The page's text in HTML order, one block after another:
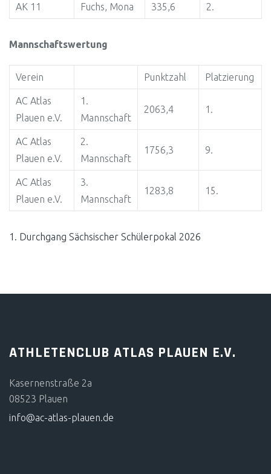
AK 11 Fuchs, Mona 335,6 2.
Mannschaftswertung
Verein Punktzahl Platzierung
AC Atlas
Plauen e.V.
1.
Mannschaft
2063,4 1.
AC Atlas
Plauen e.V.
2.
Mannschaft
1756,3 9.
AC Atlas
Plauen e.V.
3.
Mannschaft
1283,8 15.
1. Durchgang Sächsischer Schülerpokal 2026
ATHLETENCLUB ATLAS PLAUEN E.V.
Kasernenstraße 2a
08523 Plauen
info@ac-atlas-plauen.de